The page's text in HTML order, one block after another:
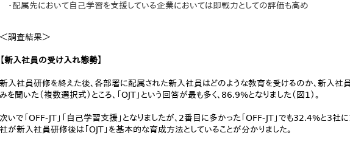
・配属先において自己学習を支援している企業においては即戦力としての評価も高め
＜調査結果＞
【新入社員の受け入れ態勢】
新入社員研修を終えた後、各部署に配属された新入社員はどのような教育を受けるのか、新入社
みを聞いた（複数選択式）ところ、「OJT」という回答が最も多く、86.9%となりました（図1）。
次いで「OFF-JT」「自己学習支援」となりましたが、2番目に多かった「OFF-JT」でも32.4%と3社
社が新入社員研修後は「OJT」を基本的な育成方法としていることが分かりました。